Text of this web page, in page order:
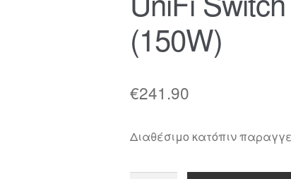
(150W)
€241.90
Διαθέσιμο κατόπιν